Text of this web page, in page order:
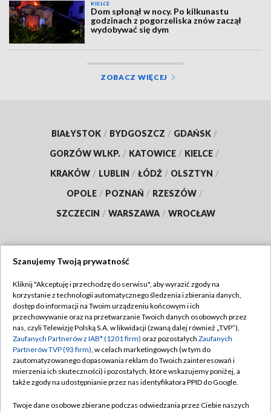
KIELCE
Dom spłonął w nocy. Po kilkunastu
godzinach z pogorzeliska znów zaczął
wydobywać się dym
ZOBACZ WIĘCEJ
BIAŁYSTOK / BYDGOSZCZ / GDAŃSK /
GORZÓW WLKP. / KATOWICE / KIELCE /
KRAKÓW / LUBLIN / ŁÓDŹ / OLSZTYN /
OPOLE / POZNAŃ / RZESZÓW /
SZCZECIN / WARSZAWA / WROCŁAW
TVP
Abonament TVP
Emisja w TVP
Centrum informacji TVP
Naziemna Telewizja Cyfrowa
Regulamin TVP
Polityka prywatności
Moje zgody
Pomoc
Szanujemy Twoją prywatność
Kliknij "Akceptuję i przechodzę do serwisu", aby wyrazić zgody na
korzystanie z technologii automatycznego śledzenia i zbierania danych,
dostęp do informacji na Twoim urządzeniu końcowym i ich
przechowywanie oraz na przetwarzanie Twoich danych osobowych przez
nas, czyli Telewizję Polską S.A. w likwidacji (zwaną dalej również „TVP”),
Zaufanych Partnerów z IAB* (1201 firm) oraz pozostałych Zaufanych
Partnerów TVP (93 firm), w celach marketingowych (w tym do
zautomatyzowanego dopasowania reklam do Twoich zainteresowań i
mierzenia ich skuteczności) i pozostałych, które wskazujemy poniżej, a
także zgody na udostępnianie przez nas identyfikatora PPID do Google.
Twoje dane osobowe zbierane podczas odwiedzania przez Ciebie naszych